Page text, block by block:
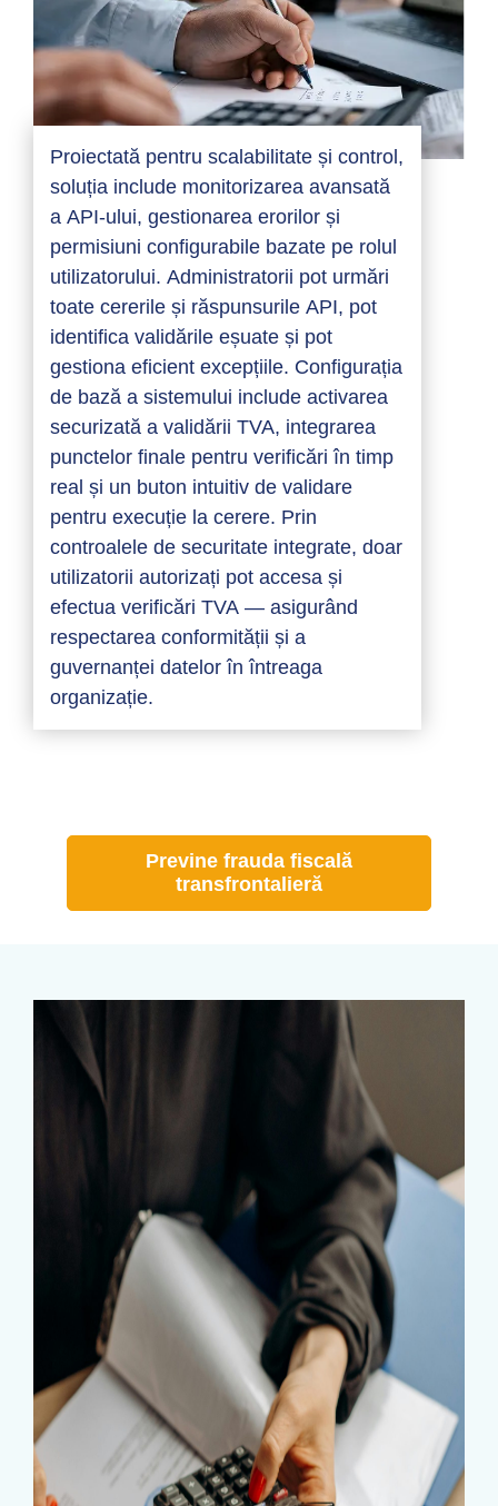
Proiectată pentru scalabilitate și control,
soluția include monitorizarea avansată
a API-ului, gestionarea erorilor și
permisiuni configurabile bazate pe rolul
utilizatorului. Administratorii pot urmări
toate cererile și răspunsurile API, pot
identifica validările eșuate și pot
gestiona eficient excepțiile. Configurația
de bază a sistemului include activarea
securizată a validării TVA, integrarea
punctelor finale pentru verificări în timp
real și un buton intuitiv de validare
pentru execuție la cerere. Prin
controalele de securitate integrate, doar
utilizatorii autorizați pot accesa și
efectua verificări TVA — asigurând
respectarea conformității și a
guvernanței datelor în întreaga
organizație.
Previne frauda fiscală
transfrontalieră